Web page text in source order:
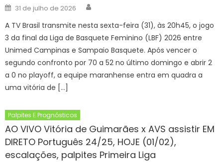
Posted
on
31 de julho de 2026
A TV Brasil transmite nesta sexta-feira (31), às 20h45, o jogo
3 da final da Liga de Basquete Feminino (LBF) 2026 entre
Unimed Campinas e Sampaio Basquete. Após vencer o
segundo confronto por 70 a 52 no último domingo e abrir 2
a 0 no playoff, a equipe maranhense entra em quadra a
uma vitória de […]
Palpites E Prognósticos
AO VIVO Vitória de Guimarães x AVS assistir EM
DIRETO Português 24/25, HOJE (01/02),
escalações, palpites Primeira Liga